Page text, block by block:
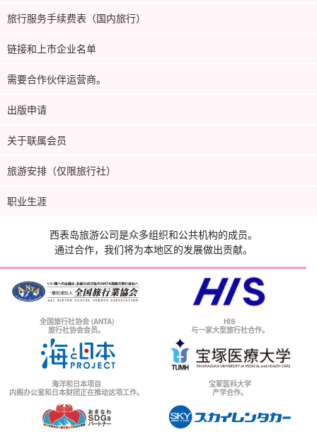
旅行服务手续费表（国内旅行）
链接和上市企业名单
需要合作伙伴运营商。
出版申请
关于联属会员
旅游安排（仅限旅行社）
职业生涯
西表岛旅游公司是众多组织和公共机构的成员。
通过合作，我们将为本地区的发展做出贡献。
全国旅行社协会 (ANTA)
旅行社协会会员。
HIS
与一家大型旅行社合作。
海洋和日本项目
内阁办公室和日本财团正在推动这项工作。
宝冢医科大学
产学合作。